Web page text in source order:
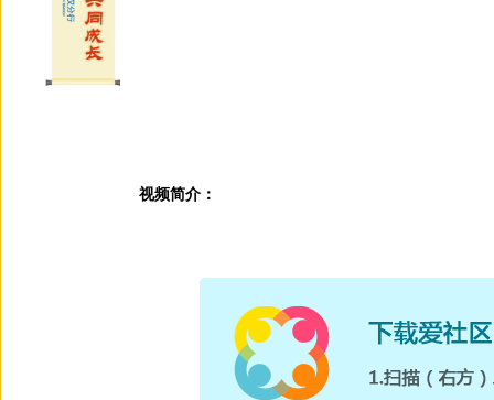
视频简介：